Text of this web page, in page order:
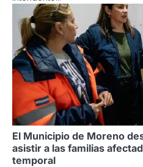
El Municipio de Moreno
asistir a las familias
temporal